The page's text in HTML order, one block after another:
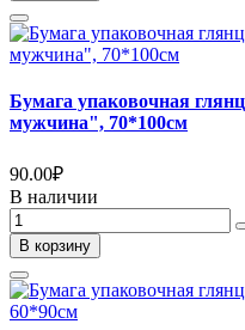
Бумага упаковочная
мужчина", 70*100см
90.00₽
В наличии
В корзину